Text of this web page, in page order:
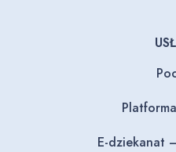
E-dziekanat